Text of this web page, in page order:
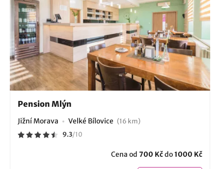
Pension Mlýn
Jižní Morava Velké Bílovice (16 km)
9.3/10
Cena od 700 Kčdo1000 Kč